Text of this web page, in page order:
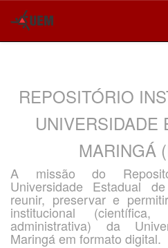
REPOSITÓRIO
UNIVERSIDADE
MARINGÁ
A missão do
Universidade Estadual
reunir, preservar e
institucional
administrativa) da
Maringá em formato digital.